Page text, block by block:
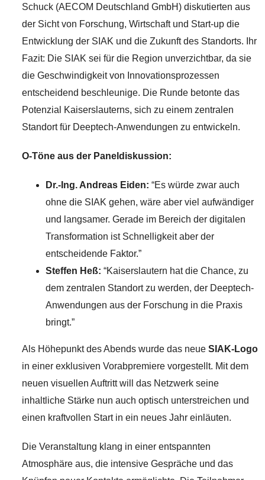
Schuck (AECOM Deutschland GmbH) diskutierten aus
der Sicht von Forschung, Wirtschaft und Start-up die
Entwicklung der SIAK und die Zukunft des Standorts. Ihr
Fazit: Die SIAK sei für die Region unverzichtbar, da sie
die Geschwindigkeit von Innovationsprozessen
entscheidend beschleunige. Die Runde betonte das
Potenzial Kaiserslauterns, sich zu einem zentralen
Standort für Deeptech-Anwendungen zu entwickeln.
O-Töne aus der Paneldiskussion:
Dr.-Ing. Andreas Eiden: “Es würde zwar auch
ohne die SIAK gehen, wäre aber viel aufwändiger
und langsamer. Gerade im Bereich der digitalen
Transformation ist Schnelligkeit aber der
entscheidende Faktor.”
Steffen Heß: “Kaiserslautern hat die Chance, zu
dem zentralen Standort zu werden, der Deeptech-
Anwendungen aus der Forschung in die Praxis
bringt.”
Als Höhepunkt des Abends wurde das neue SIAK-Logo
in einer exklusiven Vorabpremiere vorgestellt. Mit dem
neuen visuellen Auftritt will das Netzwerk seine
inhaltliche Stärke nun auch optisch unterstreichen und
einen kraftvollen Start in ein neues Jahr einläuten.
Die Veranstaltung klang in einer entspannten
Atmosphäre aus, die intensive Gespräche und das